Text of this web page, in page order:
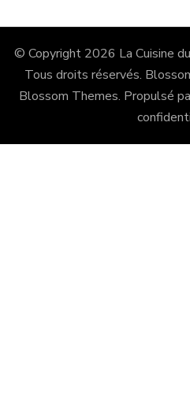
© Copyright 2026 La Cuisine
Tous droits réservés.
Blossom Themes. Propulsé